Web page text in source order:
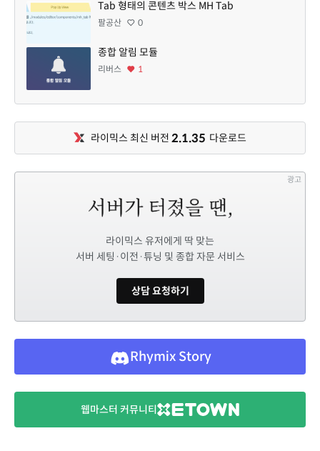
Tab 형태의 콘텐츠 박스 MH Tab
팔공산 0
종합 알림 모듈
리버스 1
라이믹스 최신 버전 2.1.35 다운로드
광고
라이믹스 유저에게 딱 맞는
서버 세팅·이전·튜닝 및 종합 자문 서비스
상담 요청하기
Rhymix Story
웹마스터 커뮤니티